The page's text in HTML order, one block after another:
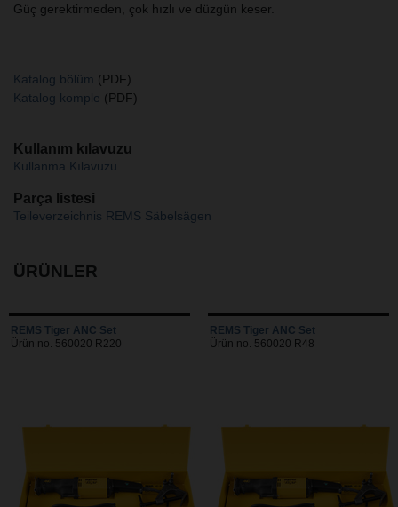
Güç gerektirmeden, çok hızlı ve düzgün keser.
Katalog bölüm (PDF)
Katalog komple (PDF)
Kullanım kılavuzu
Kullanma Kılavuzu
Parça listesi
Teileverzeichnis REMS Säbelsägen
ÜRÜNLER
REMS Tiger ANC Set
Ürün no. 560020 R220
REMS Tiger ANC Set
Ürün no. 560020 R48